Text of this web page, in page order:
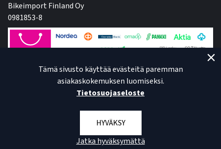
Bikeimport Finland Oy
0981853-8
Tämä sivusto käyttää evästeitä paremman
asiakaskokemuksen luomiseksi.
Tietosuojaseloste
HYVÄKSY
Jatka hyväksymättä